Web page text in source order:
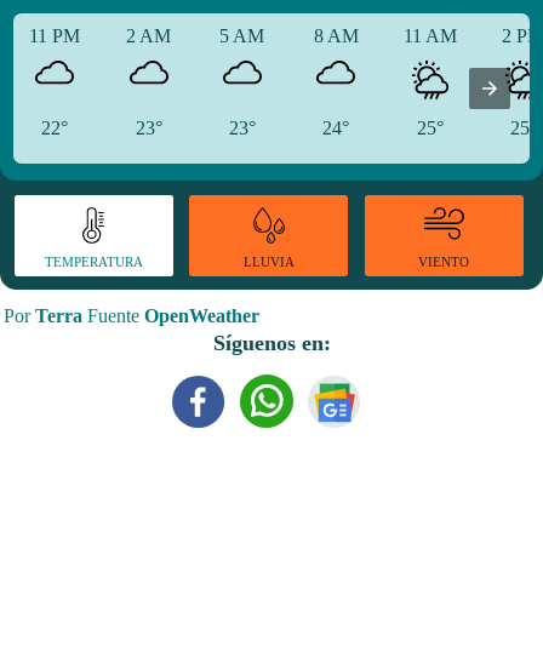
11 PM
22°
2 AM
23°
5 AM
23°
8 AM
24°
11 AM
25°
2
25°
TEMPERATURA LLUVIA VIENTO
PorTerra Fuente OpenWeather
Síguenos en: